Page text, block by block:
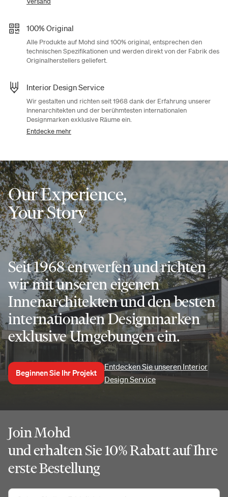
100% Original
Alle Produkte auf Mohd sind 100% original, entsprechen den
technischen Spezifikationen und werden direkt von der Fabrik des
Originalherstellers geliefert.
Interior Design Service
Wir gestalten und richten seit 1968 dank der Erfahrung unserer
Innenarchitekten und der berühmtesten internationalen
Designmarken exklusive Räume ein.
Entdecke mehr
Our Experience,
Your Story
Seit 1968 entwerfen und richten
wir mit unseren eigenen
Innenarchitekten und den besten
internationalen Designmarken
exklusive Umgebungen ein.
Beginnen Sie Ihr Projekt
Entdecken Sie unseren Interior
Design Service
Join Mohd
und erhalten Sie 10% Rabatt auf Ihre
erste Bestellung